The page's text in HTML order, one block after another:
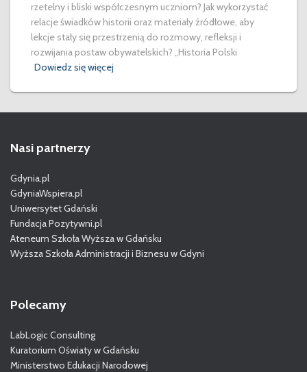
rzetelny i bliski współczesnym uczniom? Jak wykorzystać
relacje świadków historii oraz materiały źródłowe, aby
lekcje stały się przestrzenią do rozmowy, refleksji i
rozwijania postaw obywatelskich? „Historia Polski
Dowiedz się więcej
Nasi partnerzy
Gdynia.pl
GdyniaWspiera.pl
Uniwersytet Gdański
Fundacja Pozytywni.pl
Ateneum Szkoła Wyższa w Gdańsku
Wyższa Szkoła Administracji i Biznesu w Gdyni
Polecamy
LabLogic Consulting
Kuratorium Oświaty w Gdańsku
Ministerstwo Edukacji Narodowej